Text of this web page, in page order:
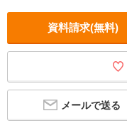
資料請求(無料)
メールで送る